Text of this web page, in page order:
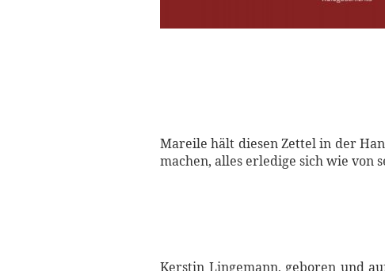
Mareile hält diesen Zettel in der
machen, alles erledige sich wie von
Kerstin Lingemann, geboren und